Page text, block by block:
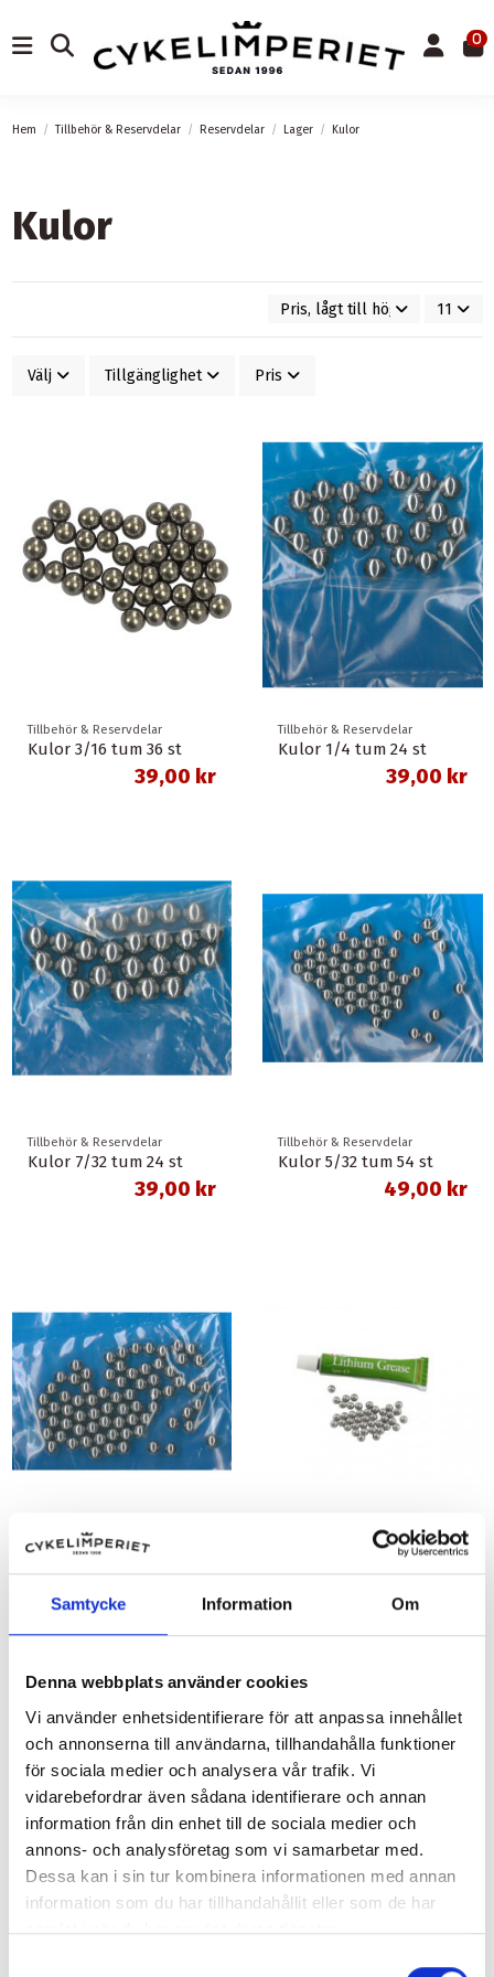
Samtycke Information Om
Denna webbplats använder cookies
Vi använder enhetsidentifierare för att anpassa innehållet
och annonserna till användarna, tillhandahålla funktioner
för sociala medier och analysera vår trafik. Vi
vidarebefordrar även sådana identifierare och annan
information från din enhet till de sociala medier och
annons- och analysföretag som vi samarbetar med.
Dessa kan i sin tur kombinera informationen med annan
information som du har tillhandahållit eller som de har
samlat i när du har använt deras tjänster.
0
Hem Tillbehör & Reservdelar Reservdelar Lager Kulor
Kulor
Pris, lågt till högt 11
Välj Tillgänglighet Pris
Tillbehör & Reservdelar
Kulor 3/16 tum 36 st
39,00 kr
Tillbehör & Reservdelar
Kulor 1/4 tum 24 st
39,00 kr
Tillbehör & Reservdelar
Kulor 7/32 tum 24 st
39,00 kr
Tillbehör & Reservdelar
Kulor 5/32 tum 54 st
49,00 kr
Tillbehör & Reservdelar
Kulor 1/8 tum 72 st
49,00 kr
Kulsats med fett
89,00 kr
Tillbehör & Reservdelar